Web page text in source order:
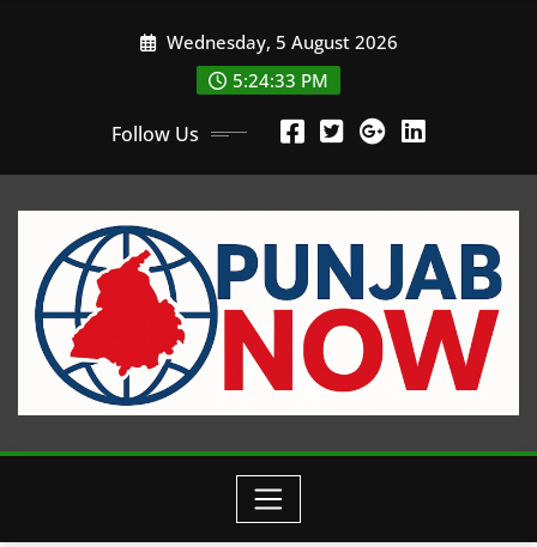
Wednesday, 5 August 2026
5:24:35 PM
Follow Us